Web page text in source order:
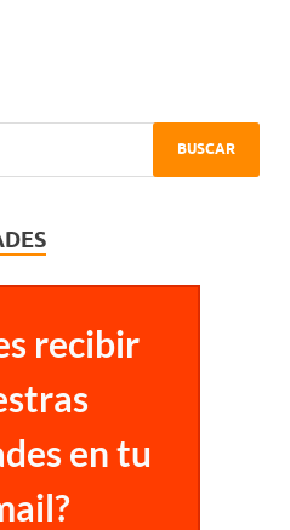
recibir
en tu